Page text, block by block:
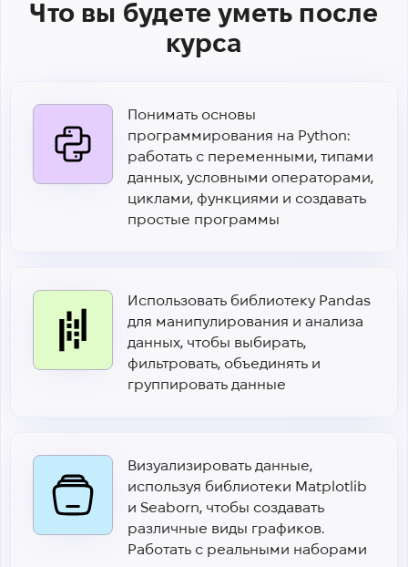
Что вы будете уметь после
курса
Понимать основы
программирования на Python:
работать с переменными, типами
данных, условными операторами,
циклами, функциями и создавать
простые программы
Использовать библиотеку Pandas
для манипулирования и анализа
данных, чтобы выбирать,
фильтровать, объединять и
группировать данные
Визуализировать данные,
используя библиотеки Matplotlib
и Seaborn, чтобы создавать
различные виды графиков.
Работать с реальными наборами